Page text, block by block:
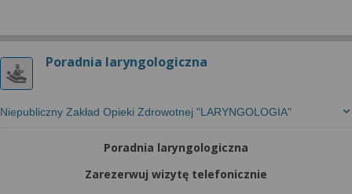
Poradnia laryngologiczna
Niepubliczny Zakład Opieki Zdrowotnej "LARYNGOLOGIA"
Poradnia laryngologiczna
Zarezerwuj wizytę telefonicznie